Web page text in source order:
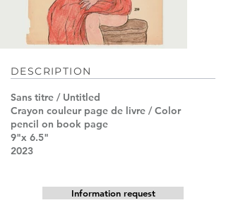
DESCRIPTION
Sans titre / Untitled
Crayon couleur page de livre / Color
pencil on book page
9"x 6.5"
2023
Information request